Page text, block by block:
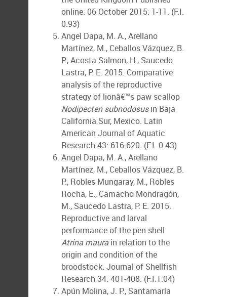
online: 06 October 2015: 1-11. (F.I.
0.93)
Angel Dapa, M. A., Arellano
Martínez, M., Ceballos Vázquez, B.
P., Acosta Salmon, H., Saucedo
Lastra, P. E. 2015. Comparative
analysis of the reproductive
strategy of lionâ€™s paw scallop
Nodipecten subnodosusin Baja
California Sur, Mexico. Latin
American Journal of Aquatic
Research 43: 616-620. (F.I. 0.43)
Angel Dapa, M. A., Arellano
Martínez, M., Ceballos Vázquez, B.
P., Robles Mungaray, M., Robles
Rocha, E., Camacho Mondragón,
M., Saucedo Lastra, P. E. 2015.
Reproductive and larval
performance of the pen shell
Atrina maurain relation to the
origin and condition of the
broodstock. Journal of Shellfish
Research 34: 401-408. (F.I.1.04)
Apún Molina, J. P., Santamaría